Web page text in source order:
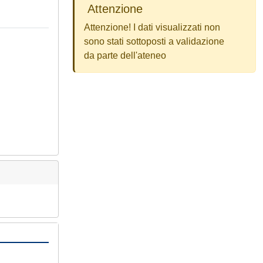
Attenzione
Attenzione! I dati visualizzati non
sono stati sottoposti a validazione
da parte dell'ateneo